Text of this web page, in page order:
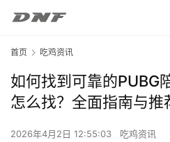
首页 吃鸡资讯
如何找到可靠的PUBG
怎么找？全面指南与推
2026年4月2日 12:55:03 吃鸡资讯